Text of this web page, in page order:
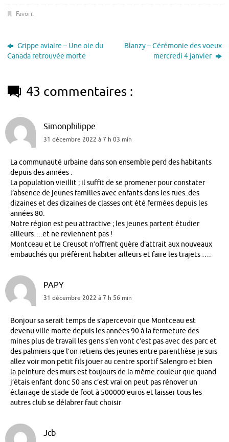
Favori.
Grippe aviaire – Une oie du
Canada retrouvée morte
Blanzy – Cérémonie des voeux
mercredi 4 janvier
43 commentaires :
Simonphilippe
31 décembre 2022 à 7 h 03 min
La communauté urbaine dans son ensemble perd des habitants
depuis des années .
La population vieillit ; il suffit de se promener pour constater
l’absence de jeunes familles avec enfants dans les rues..des
dizaines et des dizaines de classes ont été fermées depuis les
années 80.
Notre région est peu attractive ; les jeunes partent étudier
ailleurs….et ne reviennent pas !
Montceau et Le Creusot n’offrent guère d’attrait aux nouveaux
embauchés qui préfèrent habiter ailleurs et faire les trajets ….
PAPY
31 décembre 2022 à 7 h 56 min
Bonjour sa serait temps de s’apercevoir que Montceau est
devenu ville morte depuis les années 90 à la fermeture des
mines plus de travail les gens s’en vont c’est pas avec des parc et
des palmiers que l’on retiens des jeunes entre parenthèse je suis
allez voir mon petit fils jouer au centre sportif Salengro et bien
la peinture des murs est toujours de la même couleur que quand
j’étais enfant donc 50 ans c’est vrai on peut pas rénover un
éclairage de stade de foot à 500000 euros et laisser tous les
autres club se délabrer faut choisir
Jcb